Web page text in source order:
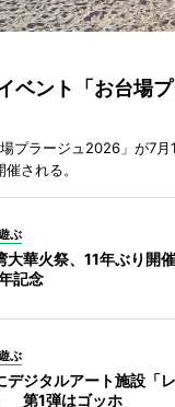
ベント「お台場
プラージュ2026」が7月
される。
ぶ
大華火祭、11年ぶり開
記念
ぶ
デジタルアート施設「
第1弾はゴッホ